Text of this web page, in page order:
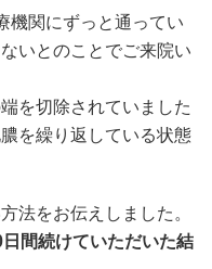
機関にずっと通ってい
いとのことでご来院い
を切除されていました
を繰り返している状態
法をお伝えしました。
間続けていただいた結